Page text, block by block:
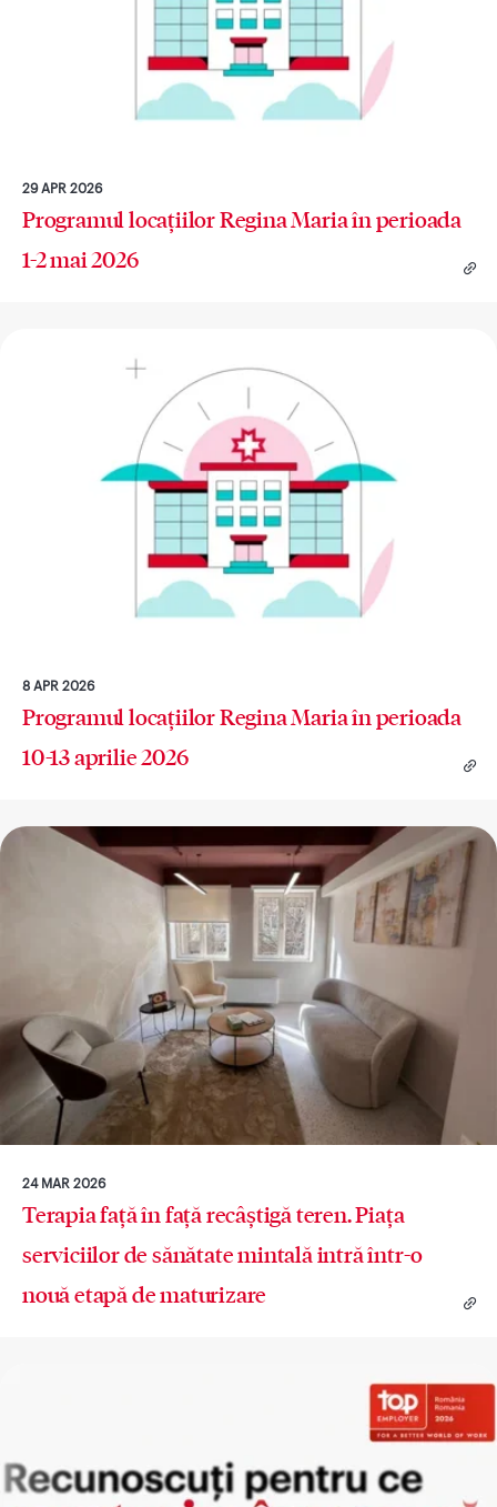
29 APR 2026
Programul locațiilor Regina Maria în perioada
1-2 mai 2026
8 APR 2026
Programul locațiilor Regina Maria în perioada
10-13 aprilie 2026
24 MAR 2026
Terapia față în față recâștigă teren. Piața
serviciilor de sănătate mintală intră într-o
nouă etapă de maturizare